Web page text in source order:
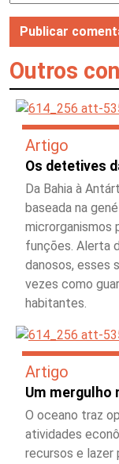
Outros
Artigo
Os detetives
Da Bahia à
baseada na
microrganismos
funções. Alerta
danosos, esses
vezes como
habitantes.
Artigo
Um mergulho
O oceano traz
atividades
recursos e lazer